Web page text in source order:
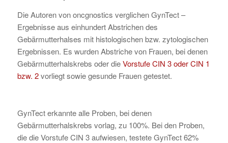
Die Autoren von oncgnostics verglichen GynTect –
Ergebnisse aus einhundert Abstrichen des
Gebärmutterhalses mit histologischen bzw. zytologischen
Ergebnissen. Es wurden Abstriche von Frauen, bei denen
Gebärmutterhalskrebs oder dieVorstufe CIN 3 oder CIN 1
bzw. 2vorliegt sowie gesunde Frauen getestet.
GynTect erkannte alle Proben, bei denen
Gebärmutterhalskrebs vorlag, zu 100%. Bei den Proben,
die die Vorstufe CIN 3 aufwiesen, testete GynTect 62%